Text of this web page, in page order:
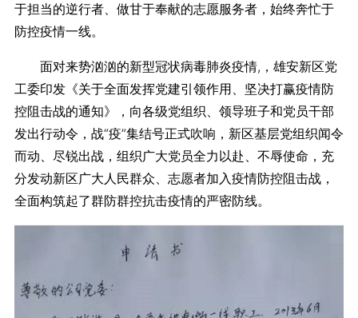
于担当的逆行者、做甘于奉献的志愿服务者，始终奔忙于
防控疫情一线。
面对来势汹汹的新型冠状病毒肺炎疫情,，雄安新区党
工委印发《关于全面发挥党建引领作用、坚决打赢疫情防
控阻击战的通知》，向各级党组织、领导班子和党员干部
发出行动令，战“疫”集结号正式吹响，新区基层党组织闻令
而动、尽锐出战，组织广大党员全力以赴、不辱使命，充
分发动新区广大人民群众、志愿者加入疫情防控阻击战，
全面构筑起了群防群控抗击疫情的严密防线。